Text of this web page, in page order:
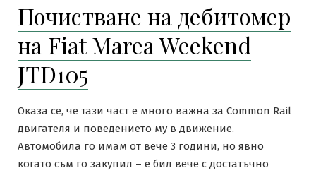
Почистване на дебитомер
на Fiat Marea Weekend
JTD105
Оказа се, че тази част е много важна за Common Rail
двигателя и поведението му в движение.
Автомобила го имам от вече 3 години, но явно
когато съм го закупил – е бил вече с достатъчно